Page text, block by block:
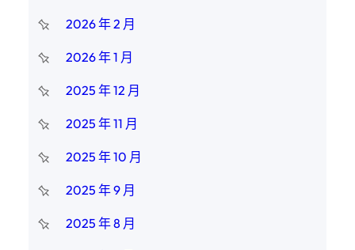
2026 年 2 月
2026 年 1 月
2025 年 12 月
2025 年 11 月
2025 年 10 月
2025 年 9 月
2025 年 8 月